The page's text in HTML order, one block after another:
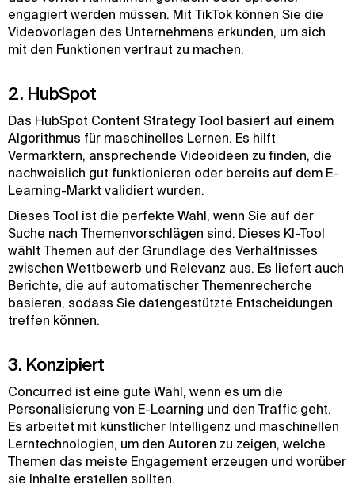
engagiert werden müssen. Mit TikTok können Sie die
Videovorlagen des Unternehmens erkunden, um sich
mit den Funktionen vertraut zu machen.
2. HubSpot
Das HubSpot Content Strategy Tool basiert auf einem
Algorithmus für maschinelles Lernen. Es hilft
Vermarktern, ansprechende Videoideen zu finden, die
nachweislich gut funktionieren oder bereits auf dem E-
Learning-Markt validiert wurden.
Dieses Tool ist die perfekte Wahl, wenn Sie auf der
Suche nach Themenvorschlägen sind. Dieses KI-Tool
wählt Themen auf der Grundlage des Verhältnisses
zwischen Wettbewerb und Relevanz aus. Es liefert auch
Berichte, die auf automatischer Themenrecherche
basieren, sodass Sie datengestützte Entscheidungen
treffen können.
3. Konzipiert
Concurred ist eine gute Wahl, wenn es um die
Personalisierung von E-Learning und den Traffic geht.
Es arbeitet mit künstlicher Intelligenz und maschinellen
Lerntechnologien, um den Autoren zu zeigen, welche
Themen das meiste Engagement erzeugen und worüber
sie Inhalte erstellen sollten.